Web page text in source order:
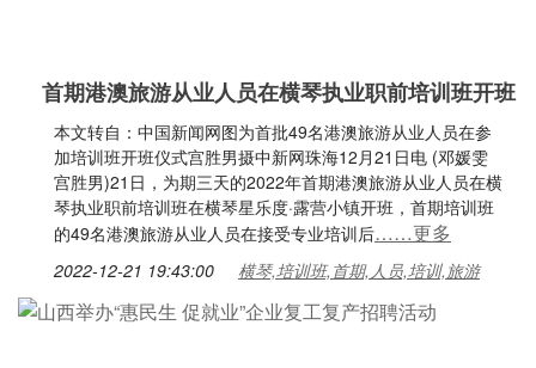
首期港澳旅游从业人员在横琴执业职前培训班开班
本文转自：中国新闻网图为首批49名港澳旅游从业人员在参
加培训班开班仪式宫胜男摄中新网珠海12月21日电 (邓媛雯
宫胜男)21日，为期三天的2022年首期港澳旅游从业人员在横
琴执业职前培训班在横琴星乐度·露营小镇开班，首期培训班
的49名港澳旅游从业人员在接受专业培训后……更多
2022-12-21 19:43:00 横琴,培训班,首期,人员,培训,旅游